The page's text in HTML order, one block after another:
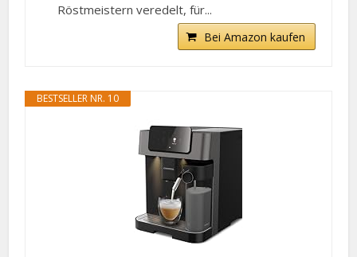
Röstmeistern veredelt, für...
Bei Amazon kaufen
BESTSELLER NR. 10